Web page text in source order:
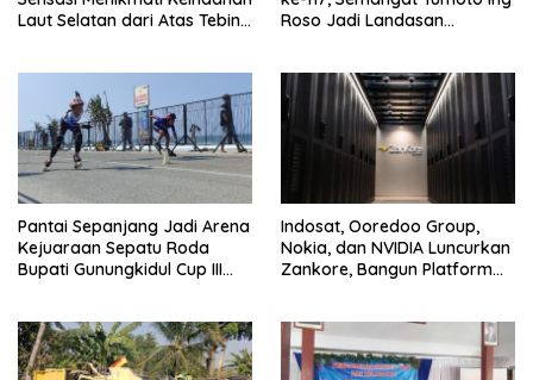
Laut Selatan dari Atas Tebing
Roso Jadi Landasan
Pantai Sepanjang Jadi Arena
Kejuaraan Sepatu Roda
Bupati Gunungkidul Cup III
Tourism
Indosat, Ooredoo Group,
Nokia, dan NVIDIA Luncurkan
Zankore, Bangun Platform